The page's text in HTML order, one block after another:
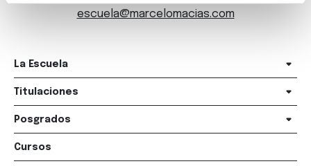
escuela@marcelomacias.com
La Escuela
Titulaciones
Posgrados
Cursos